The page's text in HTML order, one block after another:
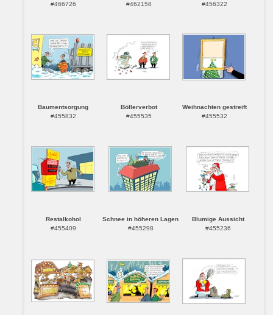
#466726
#462158
#456322
Baumentsorgung
#455832
Böllerverbot
#455535
Weihnachten gestreift
#455532
Restalkohol
#455409
Schnee in höheren Lagen
#455298
Blumige Aussicht
#455236